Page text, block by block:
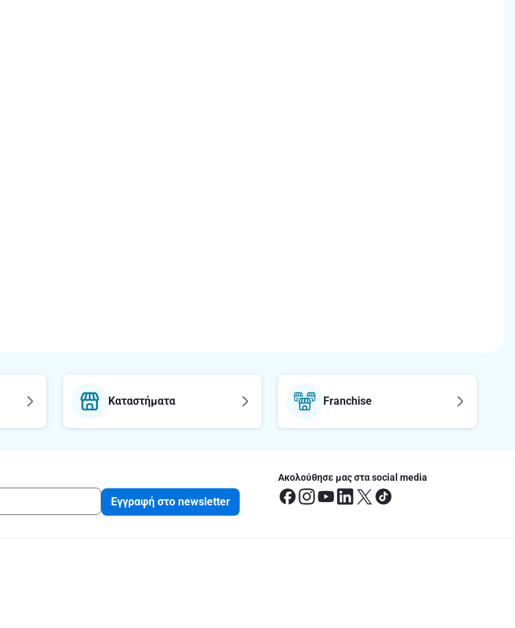
Καταστήματα Franchise
Εγγραφή στο newsletter
Ακολούθησε μας στα social media